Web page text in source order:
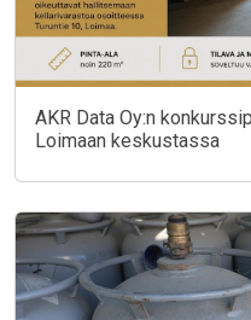
AKR Data Oy:n
Loimaan keskustassa